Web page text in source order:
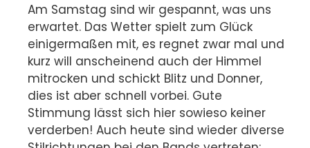
Am Samstag sind wir gespannt, was uns
erwartet. Das Wetter spielt zum Glück
einigermaßen mit, es regnet zwar mal und
kurz will anscheinend auch der Himmel
mitrocken und schickt Blitz und Donner,
dies ist aber schnell vorbei. Gute
Stimmung lässt sich hier sowieso keiner
verderben! Auch heute sind wieder diverse